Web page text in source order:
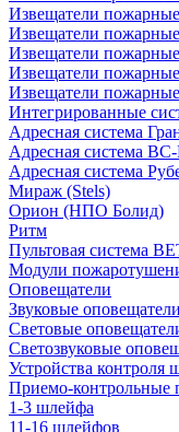
Извещатели пожарные
Извещатели
Извещатели
Извещатели
Извещатели
Интегрированные
Адресная система
Адресная система
Адресная система
Мираж (Stels)
Орион (НПО Болид)
Ритм
Пультовая система
Модули
Оповещатели
Звуковые оповещатели
Световые
Светозвуковые
Устройства контроля
Приемо-контрольные
1-3 шлейфа
11-16 шлейфов